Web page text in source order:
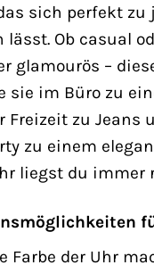
sich perfekt zu
Ob casual
glamourös –
sie im Büro zu
Freizeit zu Jeans
zu einem
liegst du immer
Farbe der Uhr